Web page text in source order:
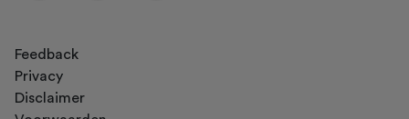
Feedback
Privacy
Disclaimer